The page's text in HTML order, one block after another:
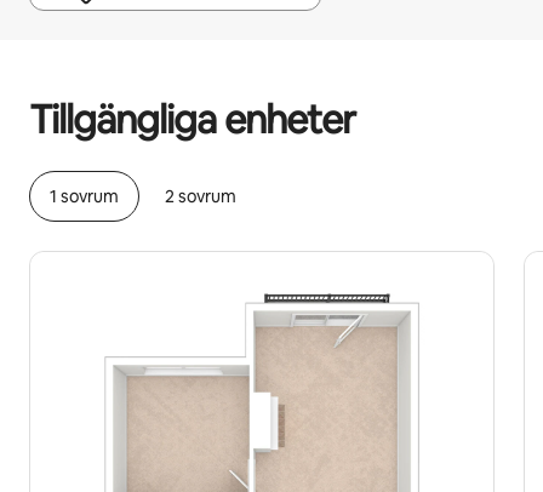
Tillgängliga enheter
1 sovrum 2 sovrum